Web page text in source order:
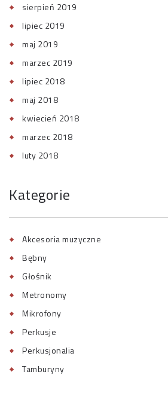
sierpień 2019
lipiec 2019
maj 2019
marzec 2019
lipiec 2018
maj 2018
kwiecień 2018
marzec 2018
luty 2018
Kategorie
Akcesoria muzyczne
Bębny
Głośnik
Metronomy
Mikrofony
Perkusje
Perkusjonalia
Tamburyny